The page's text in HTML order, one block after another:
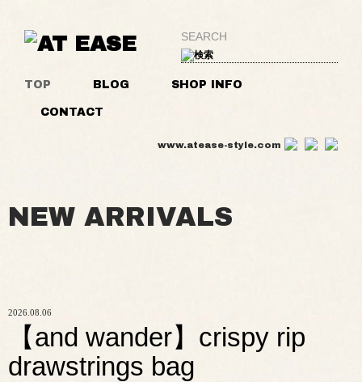
TOP BLOG SHOP INFO
CONTACT
www.atease-style.com
NEW ARRIVALS
2026.08.06
【and wander】crispy rip
drawstrings bag